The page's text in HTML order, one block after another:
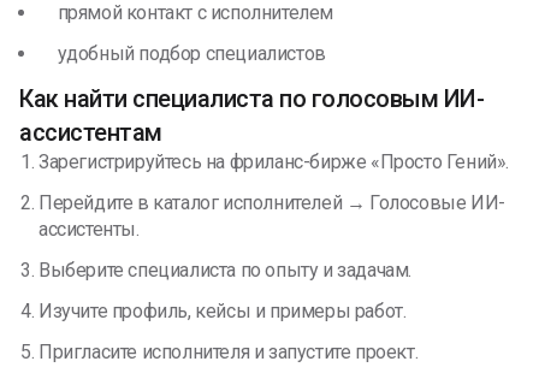
прямой контакт с исполнителем
удобный подбор специалистов
Как найти специалиста по голосовым ИИ-
ассистентам
Зарегистрируйтесь на фриланс-бирже «Просто Гений».
Перейдите в каталог исполнителей → Голосовые ИИ-
ассистенты.
Выберите специалиста по опыту и задачам.
Изучите профиль, кейсы и примеры работ.
Пригласите исполнителя и запустите проект.